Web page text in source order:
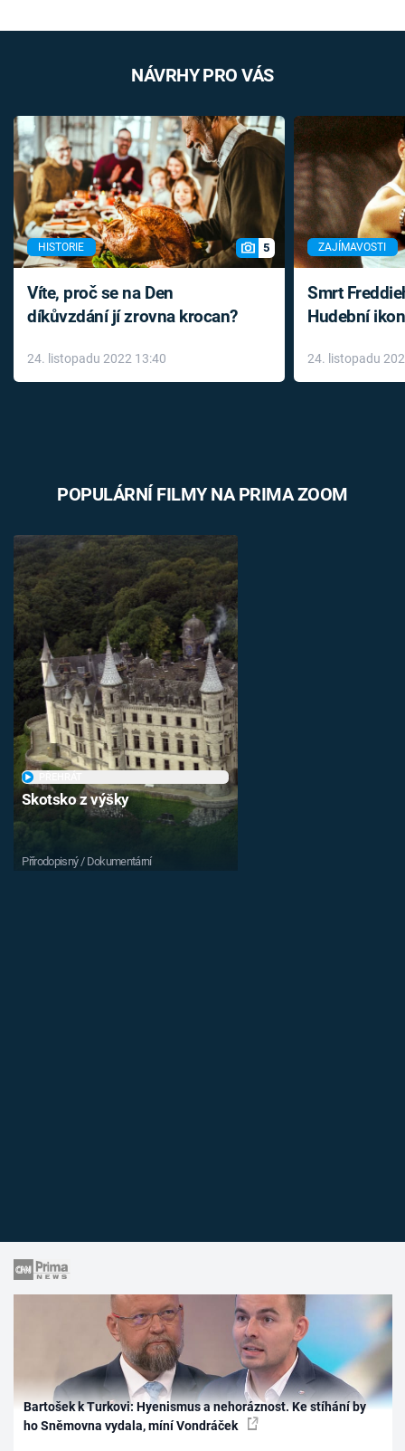
NÁVRHY PRO VÁS
HISTORIE 5
Víte, proč se na Den
díkůvzdání jí zrovna krocan?
24. listopadu 2022 13:40
ZAJÍMAVOSTI
Smrt
Hudební
léky
24. listopadu
POPULÁRNÍ FILMY NA PRIMA ZOOM
Skotsko z výšky
Přírodopisný / Dokumentární
Bartošek k Turkovi: Hyenismus a nehoráznost. Ke stíhání by
ho Sněmovna vydala, míní Vondráček